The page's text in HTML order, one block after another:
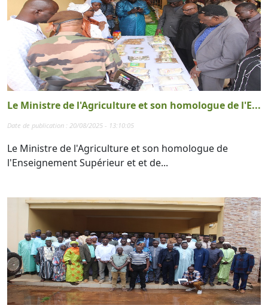
Le Ministre de l'Agriculture et son homologue de l'E...
Date de publication : 20/08/2025 - 13:10:05
Le Ministre de l'Agriculture et son homologue de
l'Enseignement Supérieur et et de...